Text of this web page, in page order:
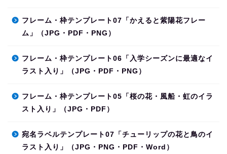
フレーム・枠テンプレート07「かえると紫陽花フレー
ム」（JPG・PDF・PNG）
フレーム・枠テンプレート06「入学シーズンに最適なイ
ラスト入り」（JPG・PDF・PNG）
フレーム・枠テンプレート05「桜の花・風船・虹のイラ
スト入り」（JPG・PDF）
宛名ラベルテンプレート07「チューリップの花と鳥のイ
ラスト入り」（JPG・PNG・PDF・Word）